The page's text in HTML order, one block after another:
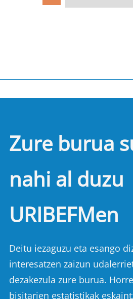
Zure burua
nahi al duzu
URIBEFMen
Deitu iezaguzu eta esango
interesatzen zaizun
dezakezula zure burua.
bisitarien estatistikak